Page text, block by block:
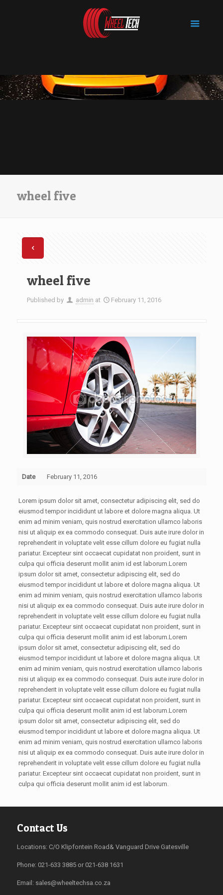
wheel five
wheel five
Published by admin at February 11, 2016
Date February 11, 2016
Lorem ipsum dolor sit amet, consectetur adipiscing elit, sed do
eiusmod tempor incididunt ut labore et dolore magna aliqua. Ut
enim ad minim veniam, quis nostrud exercitation ullamco laboris
nisi ut aliquip ex ea commodo consequat. Duis aute irure dolor in
reprehenderit in voluptate velit esse cillum dolore eu fugiat nulla
pariatur. Excepteur sint occaecat cupidatat non proident, sunt in
culpa qui officia deserunt mollit anim id est laborum.Lorem
ipsum dolor sit amet, consectetur adipiscing elit, sed do
eiusmod tempor incididunt ut labore et dolore magna aliqua. Ut
enim ad minim veniam, quis nostrud exercitation ullamco laboris
nisi ut aliquip ex ea commodo consequat. Duis aute irure dolor in
reprehenderit in voluptate velit esse cillum dolore eu fugiat nulla
pariatur. Excepteur sint occaecat cupidatat non proident, sunt in
culpa qui officia deserunt mollit anim id est laborum.Lorem
ipsum dolor sit amet, consectetur adipiscing elit, sed do
eiusmod tempor incididunt ut labore et dolore magna aliqua. Ut
enim ad minim veniam, quis nostrud exercitation ullamco laboris
nisi ut aliquip ex ea commodo consequat. Duis aute irure dolor in
reprehenderit in voluptate velit esse cillum dolore eu fugiat nulla
pariatur. Excepteur sint occaecat cupidatat non proident, sunt in
culpa qui officia deserunt mollit anim id est laborum.Lorem
ipsum dolor sit amet, consectetur adipiscing elit, sed do
eiusmod tempor incididunt ut labore et dolore magna aliqua. Ut
enim ad minim veniam, quis nostrud exercitation ullamco laboris
nisi ut aliquip ex ea commodo consequat. Duis aute irure dolor in
reprehenderit in voluptate velit esse cillum dolore eu fugiat nulla
pariatur. Excepteur sint occaecat cupidatat non proident, sunt in
culpa qui officia deserunt mollit anim id est laborum.
Contact Us
Locations: C/O Klipfontein Road& Vanguard Drive Gatesville
Phone: 021-633 3885 or 021-638 1631
Email: sales@wheeltechsa.co.za